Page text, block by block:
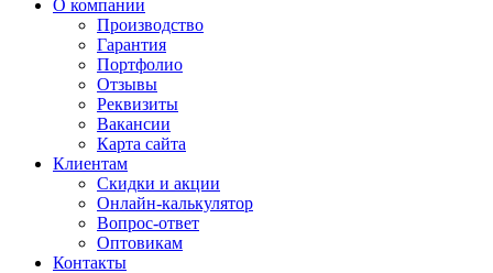
О компании
Производство
Гарантия
Портфолио
Отзывы
Реквизиты
Вакансии
Карта сайта
Клиентам
Скидки и акции
Онлайн-калькулятор
Вопрос-ответ
Оптовикам
Контакты